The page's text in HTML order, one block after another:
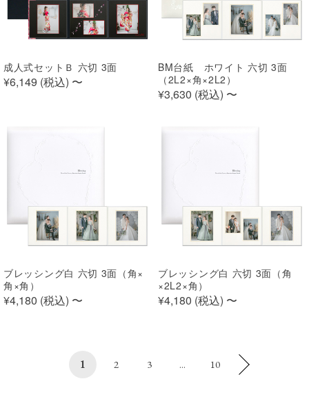
成人式セットＢ 六切 3面
¥6,149 (税込) 〜
BM台紙 ホワイト 六切 3面
（2L2×角×2L2）
¥3,630 (税込) 〜
ブレッシング白 六切 3面（角×
角×角）
¥4,180 (税込) 〜
ブレッシング白 六切 3面（角
×2L2×角）
¥4,180 (税込) 〜
1 2 3 ... 10